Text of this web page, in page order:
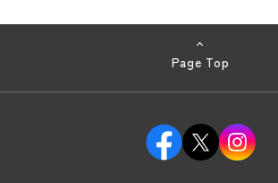
Page Top